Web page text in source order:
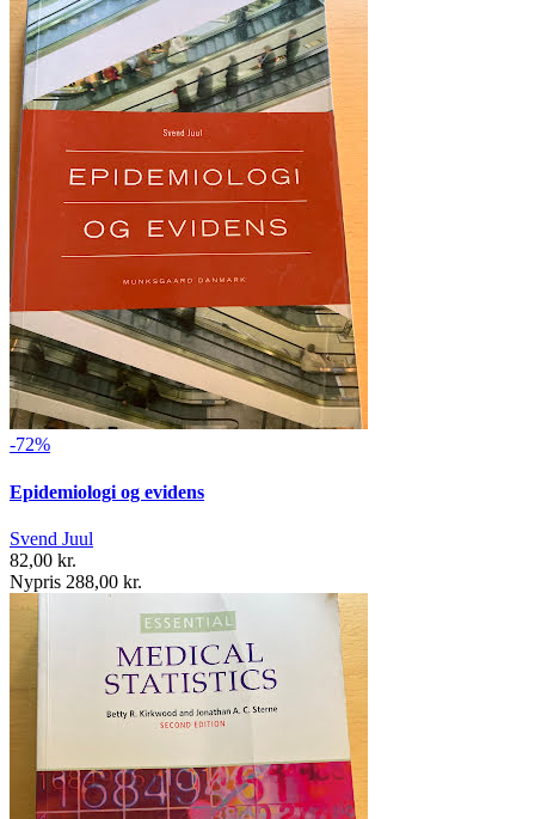
-72%
Epidemiologi og evidens
Svend Juul
82,00 kr.
Nypris 288,00 kr.